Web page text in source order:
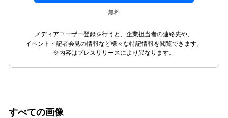
無料
メディアユーザー登録を行うと、企業担当者の連絡先や、
イベント・記者会見の情報など様々な特記情報を閲覧できます。
※内容はプレスリリースにより異なります。
すべての画像